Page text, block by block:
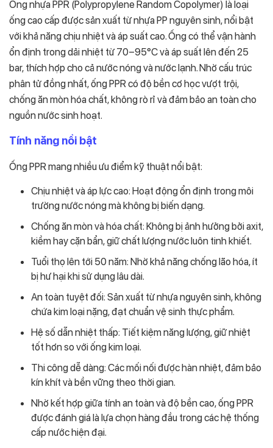
Ống nhựa PPR (Polypropylene Random Copolymer) là loại
ống cao cấp được sản xuất từ nhựa PP nguyên sinh, nổi bật
với khả năng chịu nhiệt và áp suất cao. Ống có thể vận hành
ổn định trong dải nhiệt từ 70–95°C và áp suất lên đến 25
bar, thích hợp cho cả nước nóng và nước lạnh. Nhờ cấu trúc
phân tử đồng nhất, ống PPR có độ bền cơ học vượt trội,
chống ăn mòn hóa chất, không rò rỉ và đảm bảo an toàn cho
nguồn nước sinh hoạt.
Tính năng nổi bật
Ống PPR mang nhiều ưu điểm kỹ thuật nổi bật:
Chịu nhiệt và áp lực cao: Hoạt động ổn định trong môi
trường nước nóng mà không bị biến dạng.
Chống ăn mòn và hóa chất: Không bị ảnh hưởng bởi axit,
kiềm hay cặn bẩn, giữ chất lượng nước luôn tinh khiết.
Tuổi thọ lên tới 50 năm: Nhờ khả năng chống lão hóa, ít
bị hư hại khi sử dụng lâu dài.
An toàn tuyệt đối: Sản xuất từ nhựa nguyên sinh, không
chứa kim loại nặng, đạt chuẩn vệ sinh thực phẩm.
Hệ số dẫn nhiệt thấp: Tiết kiệm năng lượng, giữ nhiệt
tốt hơn so với ống kim loại.
Thi công dễ dàng: Các mối nối được hàn nhiệt, đảm bảo
kín khít và bền vững theo thời gian.
Nhờ kết hợp giữa tính an toàn và độ bền cao, ống PPR
được đánh giá là lựa chọn hàng đầu trong các hệ thống
cấp nước hiện đại.